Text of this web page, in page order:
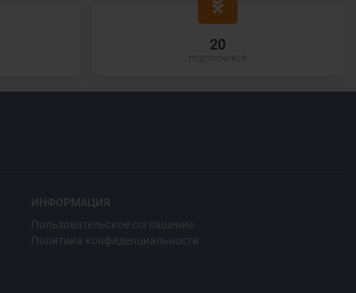
20
ИНФОРМАЦИЯ
Пользовательское соглашение
Политика конфиденциальности